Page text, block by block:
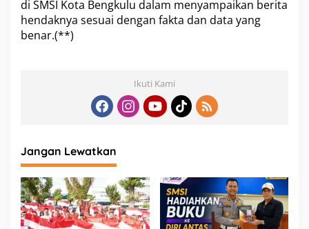
di SMSI Kota Bengkulu dalam menyampaikan berita
hendaknya sesuai dengan fakta dan data yang
benar.(**)
Ikuti Kami
Jangan Lewatkan